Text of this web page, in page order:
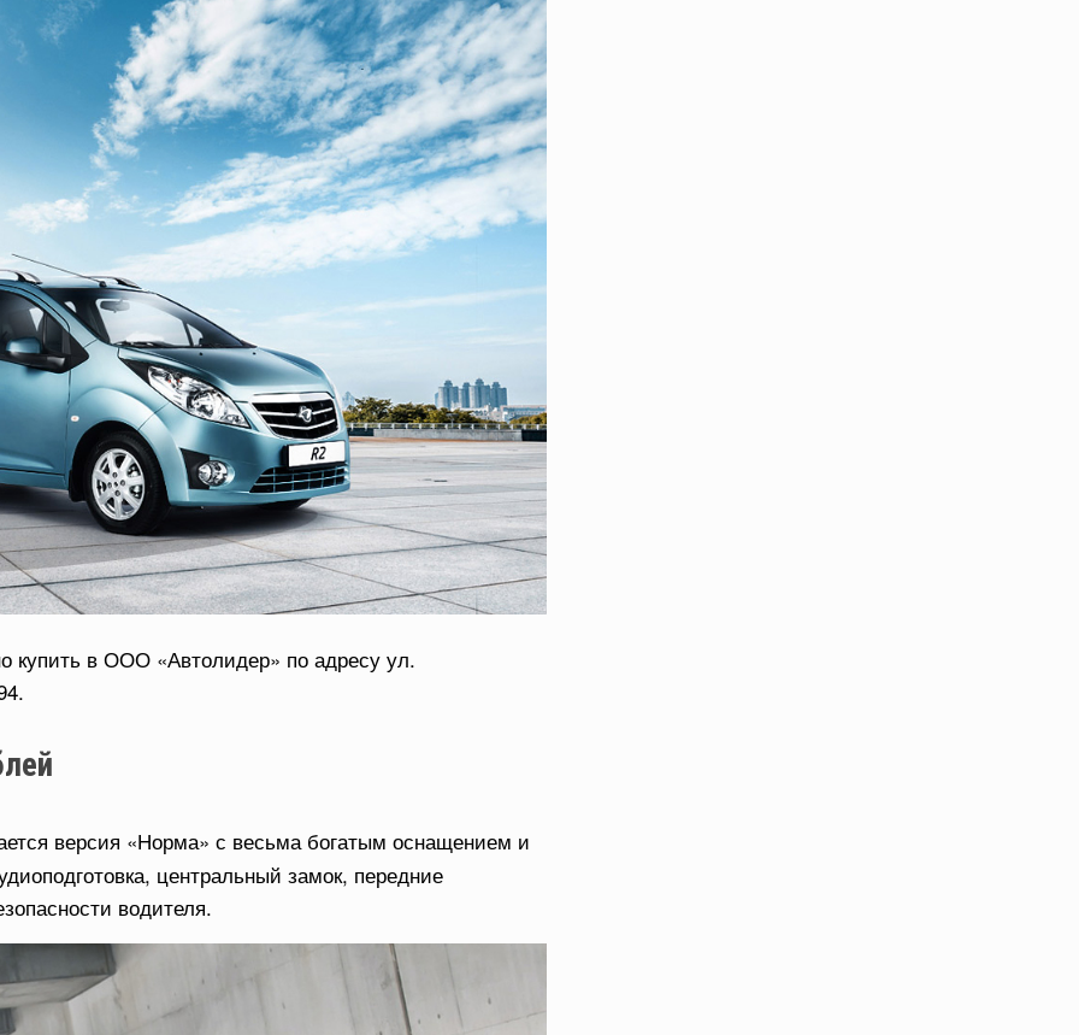
купить в ООО «Автолидер» по адресу ул.
версия «Норма» с весьма богатым оснащением и
центральный замок, передние
водителя.